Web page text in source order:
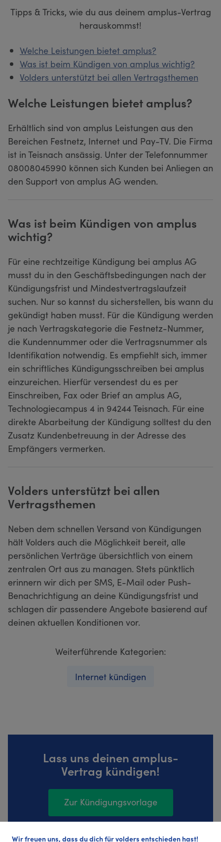
Tipps & Tricks, wie du aus deinem amplus-Vertrag
herauskommst!
Welche Leistungen bietet amplus?
Was ist beim Kündigen von amplus wichtig?
Volders unterstützt bei allen Vertragsthemen
Welche Leistungen bietet amplus?
Erhältlich sind von amplus Leistungen aus den
Bereichen Festnetz, Internet und Pay-TV. Die Firma
ist in Teisnach ansässig. Unter der Telefonnummer
08008045990 können sich Kunden bei Anliegen an
den Support von amplus AG wenden.
Was ist beim Kündigen von amplus
wichtig?
Für eine rechtzeitige Kündigung bei amplus AG
musst du in den Geschäftsbedingungen nach der
Kündigungsfrist und Mindestvertragslaufzeit
suchen. Nur so kannst du sicherstellen, bis wann du
gekündigt haben musst. Für die Kündigung werden
je nach Vertragskategorie die Festnetz-Nummer,
die Kundennummer oder die Vertragsnummer als
Identifikation notwendig. Es empfiehlt sich, immer
ein schriftliches Kündigungsschreiben bei amplus
einzureichen. Hierfür versendest du es per
Einschreiben, Fax oder Brief an amplus AG,
Technologiecampus 4 in 94244 Teisnach. Für eine
direkte Abarbeitung der Kündigung solltest du den
Zusatz Kundenbetreuung in der Adresse des
Empfängers vermerken.
Volders unterstützt bei allen
Vertragsthemen
Neben dem schnellen Versand von Kündigungen
hält Volders auch die Möglichkeit bereit, alle
persönlichen Verträge übersichtlich von einem
zentralen Ort aus zu managen. Stets pünktlich
erinnern wir dich per SMS, E-Mail oder Push-
Benachrichtigung an deine Kündigungsfrist und
schlagen dir passendere Angebote basierend auf
deinen aktuellen Konditionen vor.
Weiterführende Kategorien:
Internet kündigen
Lass uns deinen amplus-
Vertrag kündigen!
Zur Kündigungsvorlage
Wir freuen uns, dass du dich für volders entschieden hast!